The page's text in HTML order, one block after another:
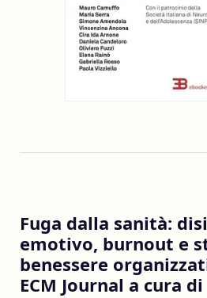
Fuga dalla sanità:
emotivo, burnout e
benessere
ECM Journal a cura